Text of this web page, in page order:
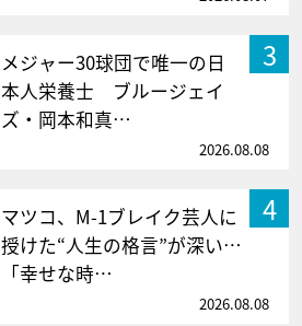
3
メジャー30球団で唯一の日
本人栄養士 ブルージェイ
ズ・岡本和真…
2026.08.08
4
マツコ、M-1ブレイク芸人に
授けた“人生の格言”が深い…
「幸せな時…
2026.08.08